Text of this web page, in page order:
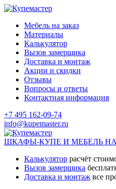
Мебель на заказ
Материалы
Калькулятор
Вызов замерщика
Доставка и монтаж
Акции и скидки
Отзывы
Вопросы и ответы
Контактная информация
+7 495 162-09-74
info@kupemaster.ru
ШКАФЫ-КУПЕ И МЕБЕЛЬ
Калькулятор расчёт
Вызов замерщика
Доставка и монтаж все